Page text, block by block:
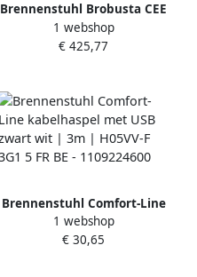
Brennenstuhl Brobusta CEE
1 IP44 kabelhaspel voor
industrie bouw | 40m |
1 webshop
€ 425,77
Brennenstuhl Comfort-Line
kabelhaspel met USB zwart
wit | 3m | H05VV-F 3G1 5 FR
1 webshop
€ 30,65